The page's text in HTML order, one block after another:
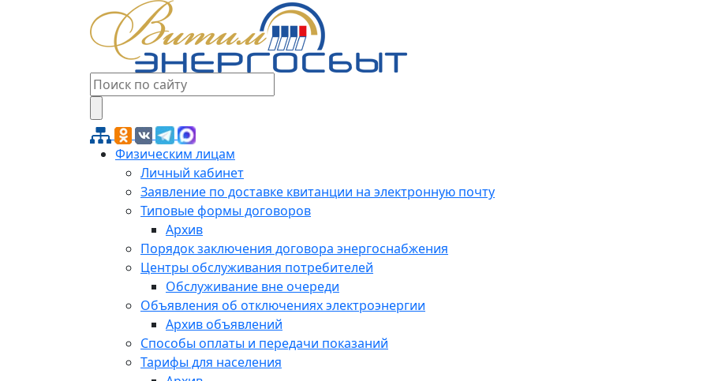
Физическим лицам
Личный кабинет
Заявление по доставке квитанции на электронную почту
Типовые формы договоров
Архив
Порядок заключения договора энергоснабжения
Центры обслуживания потребителей
Обслуживание вне очереди
Объявления об отключениях электроэнергии
Архив объявлений
Способы оплаты и передачи показаний
Тарифы для населения